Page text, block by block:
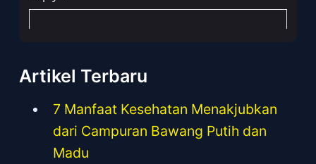
Artikel Terbaru
7 Manfaat Kesehatan Menakjubkan
dari Campuran Bawang Putih dan
Madu